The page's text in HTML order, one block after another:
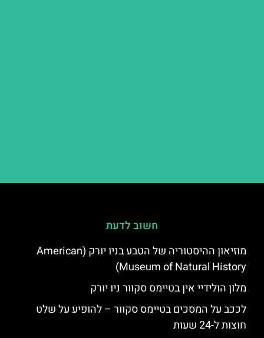
חשוב לדעת
מוזיאון ההיסטוריה של הטבע בניו יורק (American
Museum of Natural History)
מלון הולידיי אין בטיימס סקוור ניו יורק
לככב על המסכים בטיימס סקוור – להופיע על שלט
חוצות ל-24 שעות